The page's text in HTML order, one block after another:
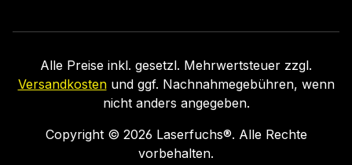
Alle Preise inkl. gesetzl. Mehrwertsteuer zzgl.
Versandkostenund ggf. Nachnahmegebühren, wenn
nicht anders angegeben.
Copyright © 2026 Laserfuchs®. Alle Rechte
vorbehalten.